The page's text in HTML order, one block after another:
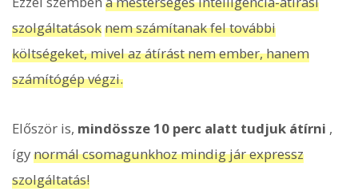
szolgáltatásoknem számítanak fel további
költségeket, mivel az átírást nem ember, hanem
számítógép végzi.
Először is, mindössze 10 perc alatt tudjuk átírni ,
ígynormál csomagunkhoz mindig jár expressz
szolgáltatás!